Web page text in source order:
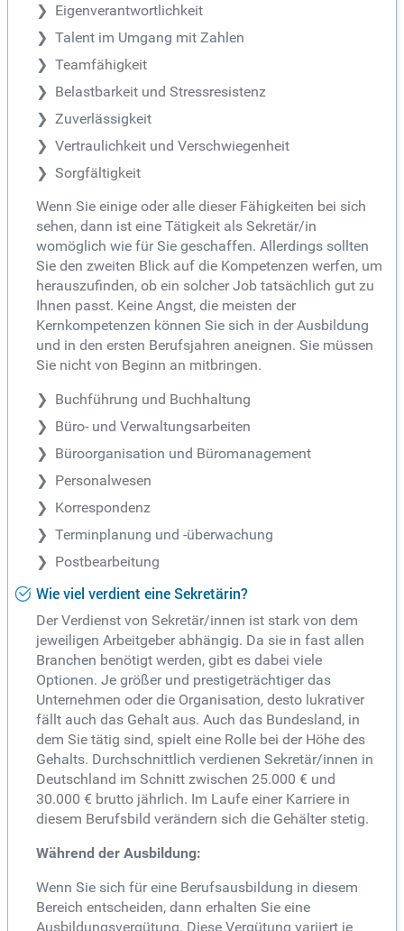
Eigenverantwortlichkeit
Talent im Umgang mit Zahlen
Teamfähigkeit
Belastbarkeit und Stressresistenz
Zuverlässigkeit
Vertraulichkeit und Verschwiegenheit
Sorgfältigkeit
Wenn Sie einige oder alle dieser Fähigkeiten bei sich
sehen, dann ist eine Tätigkeit als Sekretär/in
womöglich wie für Sie geschaffen. Allerdings sollten
Sie den zweiten Blick auf die Kompetenzen werfen, um
herauszufinden, ob ein solcher Job tatsächlich gut zu
Ihnen passt. Keine Angst, die meisten der
Kernkompetenzen können Sie sich in der Ausbildung
und in den ersten Berufsjahren aneignen. Sie müssen
Sie nicht von Beginn an mitbringen.
Buchführung und Buchhaltung
Büro- und Verwaltungsarbeiten
Büroorganisation und Büromanagement
Personalwesen
Korrespondenz
Terminplanung und -überwachung
Postbearbeitung
Wie viel verdient eine Sekretärin?
Der Verdienst von Sekretär/innen ist stark von dem
jeweiligen Arbeitgeber abhängig. Da sie in fast allen
Branchen benötigt werden, gibt es dabei viele
Optionen. Je größer und prestigeträchtiger das
Unternehmen oder die Organisation, desto lukrativer
fällt auch das Gehalt aus. Auch das Bundesland, in
dem Sie tätig sind, spielt eine Rolle bei der Höhe des
Gehalts. Durchschnittlich verdienen Sekretär/innen in
Deutschland im Schnitt zwischen 25.000 € und
30.000 € brutto jährlich. Im Laufe einer Karriere in
diesem Berufsbild verändern sich die Gehälter stetig.
Während der Ausbildung:
Wenn Sie sich für eine Berufsausbildung in diesem
Bereich entscheiden, dann erhalten Sie eine
Ausbildungsvergütung. Diese Vergütung variiert je